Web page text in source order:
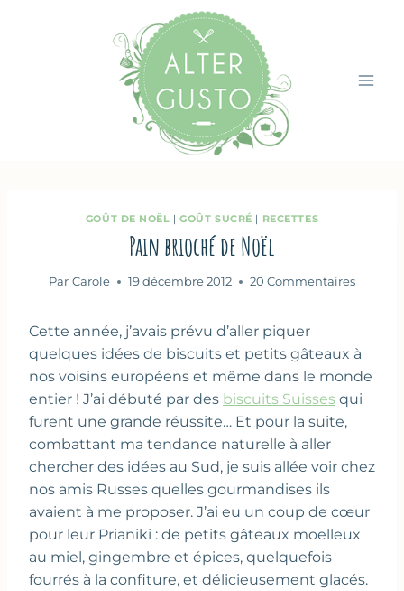
GOÛT DE NOËL |GOÛT SUCRÉ | RECETTES
Pain brioché de Noël
Par Carole 19 décembre 2012 20 Commentaires
Cette année, j’avais prévu d’aller piquer
quelques idées de biscuits et petits gâteaux à
nos voisins européens et même dans le monde
entier ! J’ai débuté par des biscuits Suisses qui
furent une grande réussite… Et pour la suite,
combattant ma tendance naturelle à aller
chercher des idées au Sud, je suis allée voir chez
nos amis Russes quelles gourmandises ils
avaient à me proposer. J’ai eu un coup de cœur
pour leur Prianiki : de petits gâteaux moelleux
au miel, gingembre et épices, quelquefois
fourrés à la confiture, et délicieusement glacés.